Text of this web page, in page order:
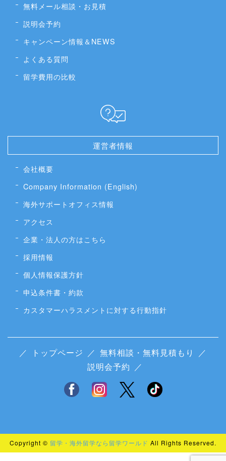
無料メール相談・お見積
説明会予約
キャンペーン情報＆NEWS
よくある質問
留学費用の比較
運営者情報
会社概要
Company Information (English)
海外サポートオフィス情報
アクセス
企業・法人の方はこちら
採用情報
個人情報保護方針
申込条件書・約款
カスタマーハラスメントに対する行動指針
／ トップページ ／ 無料相談・無料見積もり
／
説明会予約 ／
Copyright © 留学・海外留学なら留学ワールド All Rights Reserved.